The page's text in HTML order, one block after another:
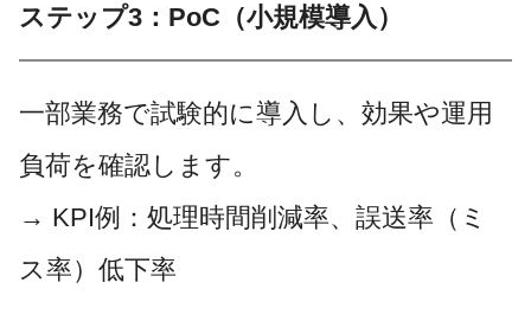
ステップ3：PoC（小規模導入）
一部業務で試験的に導入し、効果や運用
負荷を確認します。
→ KPI例：処理時間削減率、誤送率（ミ
ス率）低下率